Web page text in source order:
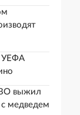
УЕФА
выжил
с медведем